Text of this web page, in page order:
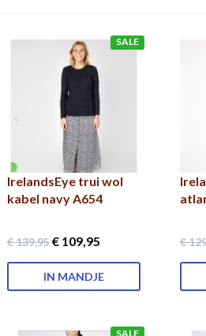
SALE
IrelandsEye trui wol
kabel navy A654
€ 139,95€ 109,95
IN MANDJE
€
SALE